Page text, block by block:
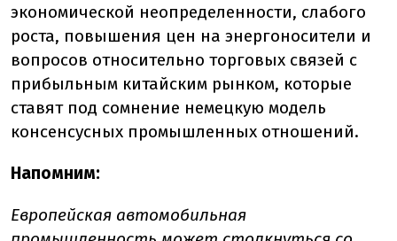
экономической неопределенности, слабого
роста, повышения цен на энергоносители и
вопросов относительно торговых связей с
прибыльным китайским рынком, которые
ставят под сомнение немецкую модель
консенсусных промышленных отношений.
Напомним:
Европейская автомобильная